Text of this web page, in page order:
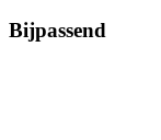
Bijpassend